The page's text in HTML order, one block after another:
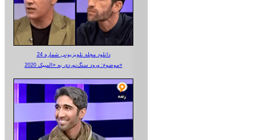
دانلود مجله تلویزیونی شماره 24
موضوع: ورود سنگ‌نوردی به «المپیک 2020»